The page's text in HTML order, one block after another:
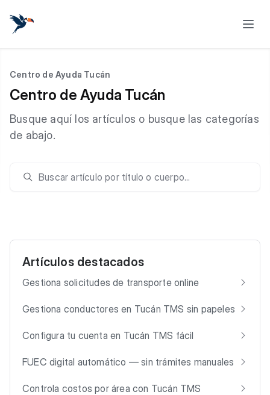
Centro de Ayuda Tucán
Centro de Ayuda Tucán
Busque aquí los artículos o busque las categorías
de abajo.
Artículos destacados
Gestiona solicitudes de transporte online
Gestiona conductores en Tucán TMS sin papeles
Configura tu cuenta en Tucán TMS fácil
FUEC digital automático — sin trámites manuales
Controla costos por área con Tucán TMS